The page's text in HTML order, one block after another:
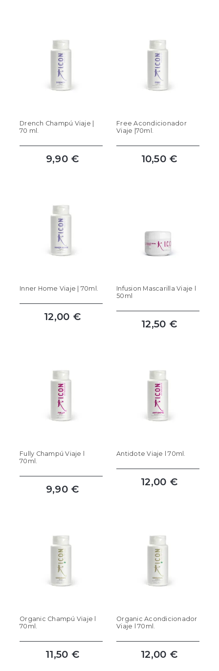
Drench Champú Viaje |
70 ml.
9,90 €
Free Acondicionador
Viaje |70ml.
10,50 €
Inner Home Viaje | 70ml.
12,00 €
Infusion Mascarilla Viaje l
50ml
12,50 €
Fully Champú Viaje l
70ml.
9,90 €
Antidote Viaje l 70ml.
12,00 €
Organic Champú Viaje l
70ml.
11,50 €
Organic Acondicionador
Viaje l 70ml.
12,00 €